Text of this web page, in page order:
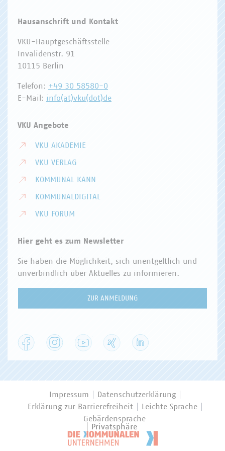
Hausanschrift und Kontakt
VKU-Hauptgeschäftsstelle
Invalidenstr. 91
10115 Berlin
Telefon: +49 30 58580-0
E-Mail: info(at)vku(dot)de
VKU Angebote
VKU AKADEMIE
VKU VERLAG
KOMMUNAL KANN
KOMMUNALDIGITAL
VKU FORUM
Hier geht es zum Newsletter
Sie haben die Möglichkeit, sich unentgeltlich und
unverbindlich über Aktuelles zu informieren.
ZUR ANMELDUNG
Facebook Instagram YouTube
Impressum
Datenschutzerklärung
Erklärung zur Barrierefreiheit
Leichte Sprache
Gebärdensprache
Privatsphäre